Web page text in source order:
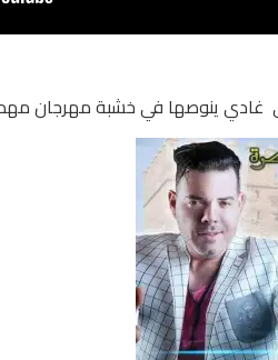
غادي ينوصها في خشبة مهرجان